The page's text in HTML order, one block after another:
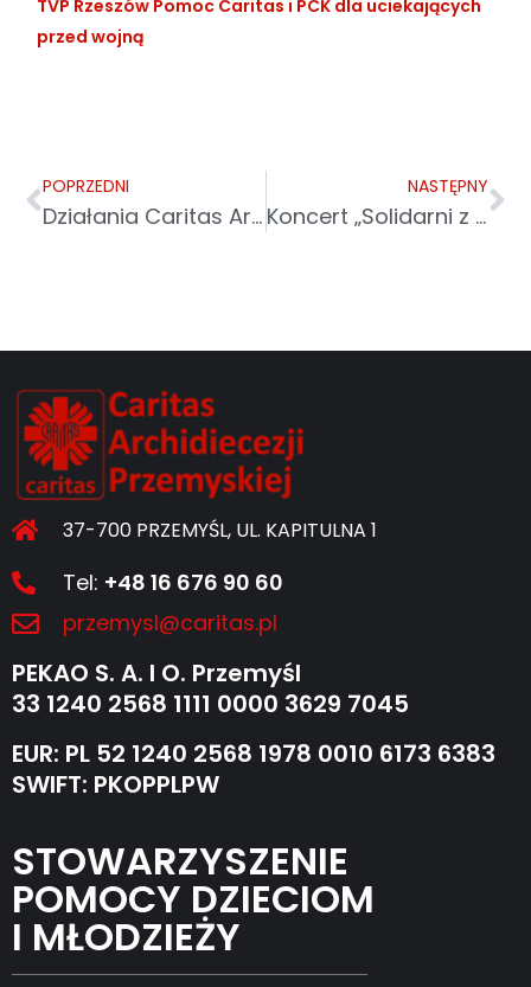
TVP Rzeszów Pomoc Caritas i PCK dla uciekających
przed wojną
POPRZEDNI
Działania Caritas Archidiecezji Przemyskiej
NASTĘPNY
Koncert „Solidarni z Ukrainą” – niedziela 27.02.2022r. godz. 17.30 TVP1
37-700 PRZEMYŚL, UL. KAPITULNA 1
Tel: +48 16 676 90 60
przemysl@caritas.pl
PEKAO S. A. I O. Przemyśl
33 1240 2568 1111 0000 3629 7045
EUR: PL 52 1240 2568 1978 0010 6173 6383
SWIFT: PKOPPLPW
STOWARZYSZENIE
POMOCY DZIECIOM
I MŁODZIEŻY